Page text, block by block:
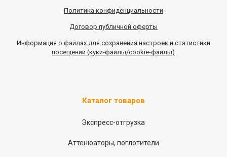
Политика конфиденциальности
Договор публичной оферты
Информация о файлах для сохранения настроек и статистики
посещений (куки-файлы/cookie-файлы)
Каталог товаров
Экспресс-отгрузка
Аттенюаторы, поглотители